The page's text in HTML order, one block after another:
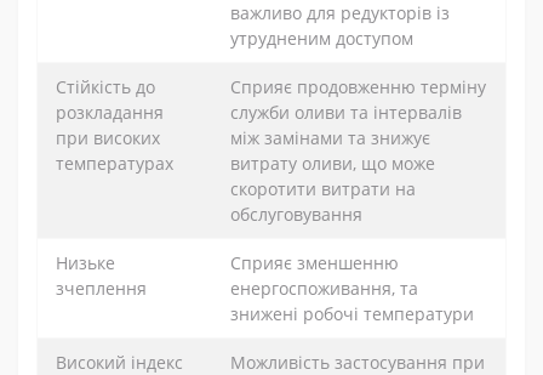
важливо для редукторів із
утрудненим доступом
Стійкість до
розкладання
при високих
температурах
Сприяє продовженню терміну
служби оливи та інтервалів
між замінами та знижує
витрату оливи, що може
скоротити витрати на
обслуговування
Низьке
зчеплення
Сприяє зменшенню
енергоспоживання, та
знижені робочі температури
Високий індекс
Можливість застосування при